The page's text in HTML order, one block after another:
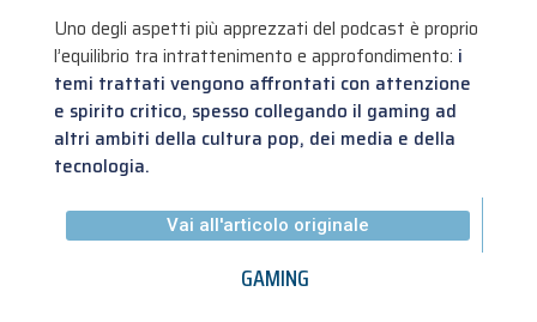
Uno degli aspetti più apprezzati del podcast è proprio
l’equilibrio tra intrattenimento e approfondimento: i
temi trattati vengono affrontati con attenzione
e spirito critico, spesso collegando il gaming ad
altri ambiti della cultura pop, dei media e della
tecnologia.
Vai all'articolo originale
GAMING